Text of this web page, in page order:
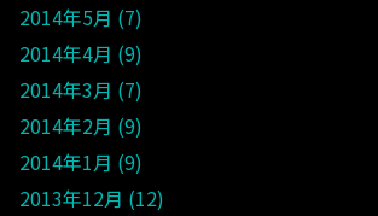
2014年5月 7
2014年4月 9
2014年3月 7
2014年2月 9
2014年1月 9
2013年12月 12